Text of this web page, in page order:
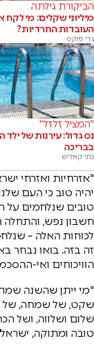
הביקורת גילתה
מיליוני שקלים: מי לקח
העובדות החרדיות?
גדי פוקס
"המציל זלזל"
נס גדול: עירנות של ילד
בבריכה
נתי קאליש
"אזרחיות ואזרחי
יהיה טוב כי העם
טובים שנלחמים על
חשבון נפש, והתחלה
לכוחות האלה –
זה בזה. בואו נבחר
הוויכוחים ואי-
"מי ייתן שהשנה
שקט, של שמחה, של
שלום ושלווה, ושל
טובה ומתוקה,